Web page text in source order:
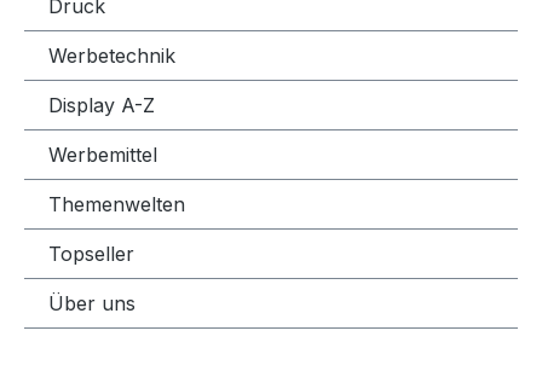
Druck
Werbetechnik
Display A-Z
Werbemittel
Themenwelten
Topseller
Über uns